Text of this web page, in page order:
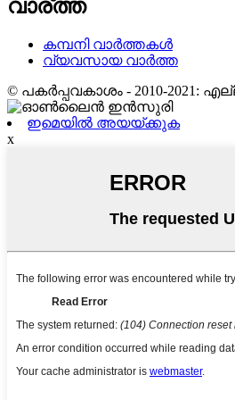
വാര്ത്ത
കമ്പനി വാർത്തകൾ
വ്യവസായ വാർത്ത
© പകർപ്പവകാശം - 2010-2021:
ഇമെയിൽ അയയ്ക്കുക
x